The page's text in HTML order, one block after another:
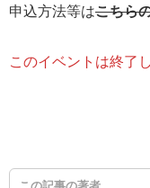
申込方法等はこちら
このイベントは終了